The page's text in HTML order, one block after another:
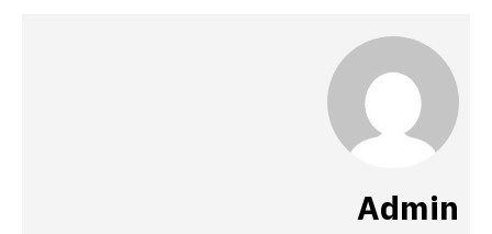
Admin